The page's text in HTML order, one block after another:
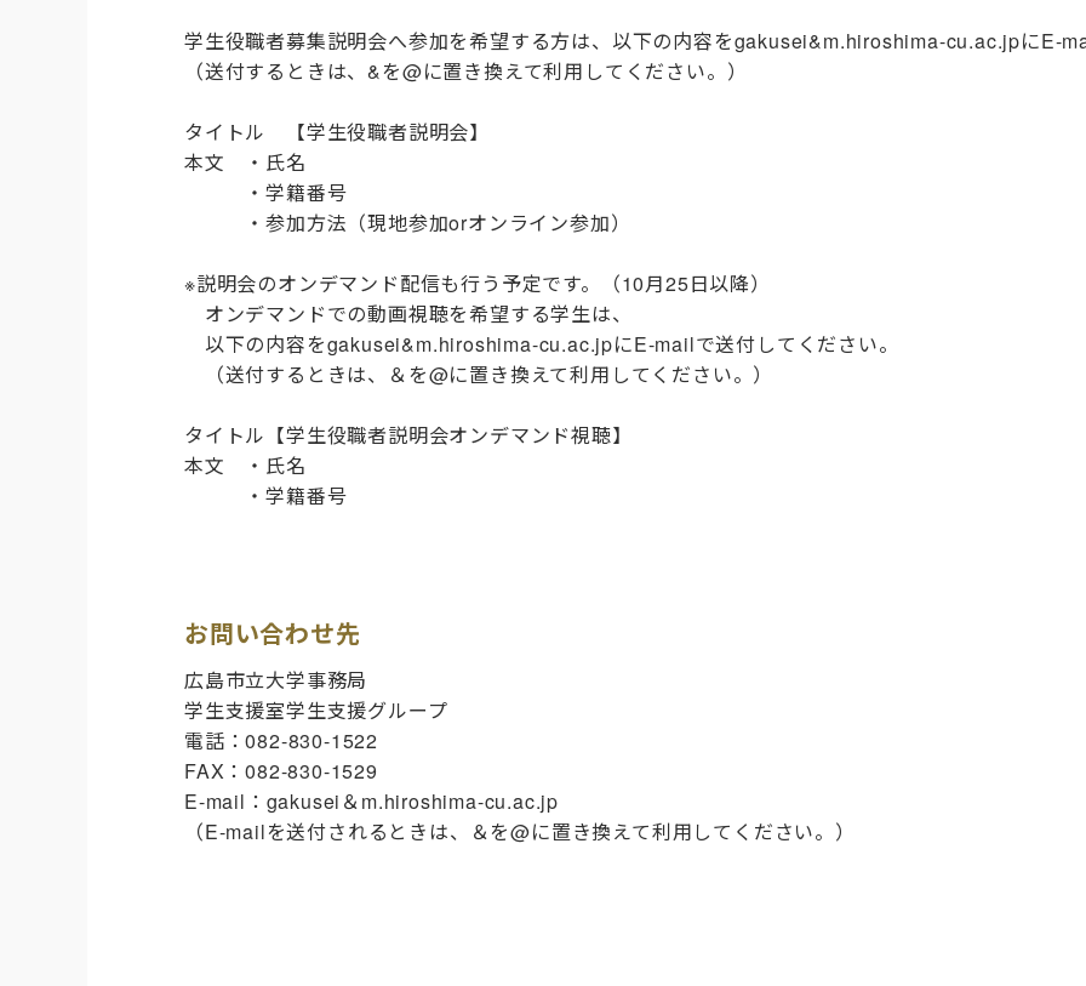
学生役職者募集説明会へ参加を希望する方は、以下の内容をgakusei&m.hiroshima-cu.ac.jpにE-
（送付するときは、&を@に置き換えて利用してください。）
タイトル 【学生役職者説明会】
本文 ・氏名
・学籍番号
・参加方法（現地参加orオンライン参加）
※説明会のオンデマンド配信も行う予定です。（10月25日以降）
オンデマンドでの動画視聴を希望する学生は、
以下の内容をgakusei&m.hiroshima-cu.ac.jpにE-mailで送付してください。
（送付するときは、＆を@に置き換えて利用してください。）
タイトル【学生役職者説明会オンデマンド視聴】
本文 ・氏名
・学籍番号
お問い合わせ先
広島市立大学事務局
学生支援室学生支援グループ
電話：082-830-1522
FAX：082-830-1529
E-mail：gakusei＆m.hiroshima-cu.ac.jp
（E-mailを送付されるときは、＆を@に置き換えて利用してください。）